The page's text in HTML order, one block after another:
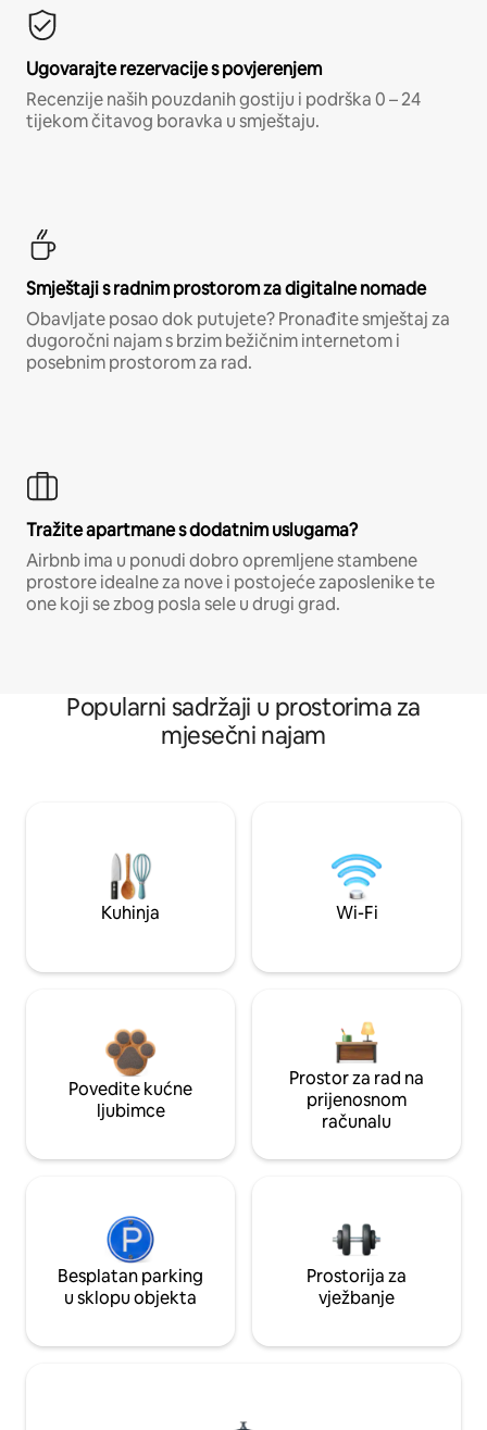
Ugovarajte rezervacije s povjerenjem
Recenzije naših pouzdanih gostiju i podrška 0 – 24
tijekom čitavog boravka u smještaju.
Smještaji s radnim prostorom za digitalne nomade
Obavljate posao dok putujete? Pronađite smještaj za
dugoročni najam s brzim bežičnim internetom i
posebnim prostorom za rad.
Tražite apartmane s dodatnim uslugama?
Airbnb ima u ponudi dobro opremljene stambene
prostore idealne za nove i postojeće zaposlenike te
one koji se zbog posla sele u drugi grad.
Popularni sadržaji u prostorima za
mjesečni najam
Kuhinja Wi-Fi
Povedite kućne
ljubimce
Prostor za rad na
prijenosnom
računalu
Besplatan parking
u sklopu objekta
Prostorija za
vježbanje